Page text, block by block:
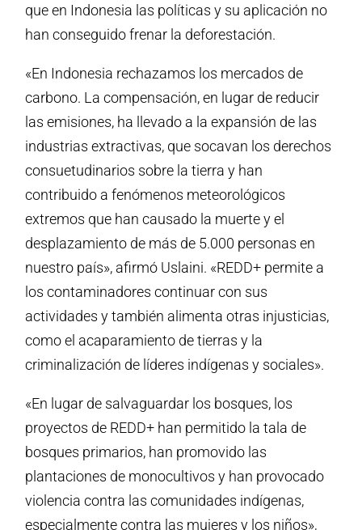
que en Indonesia las políticas y su aplicación no
han conseguido frenar la deforestación.
«En Indonesia rechazamos los mercados de
carbono. La compensación, en lugar de reducir
las emisiones, ha llevado a la expansión de las
industrias extractivas, que socavan los derechos
consuetudinarios sobre la tierra y han
contribuido a fenómenos meteorológicos
extremos que han causado la muerte y el
desplazamiento de más de 5.000 personas en
nuestro país», afirmó Uslaini. «REDD+ permite a
los contaminadores continuar con sus
actividades y también alimenta otras injusticias,
como el acaparamiento de tierras y la
criminalización de líderes indígenas y sociales».
«En lugar de salvaguardar los bosques, los
proyectos de REDD+ han permitido la tala de
bosques primarios, han promovido las
plantaciones de monocultivos y han provocado
violencia contra las comunidades indígenas,
especialmente contra las mujeres y los niños»,